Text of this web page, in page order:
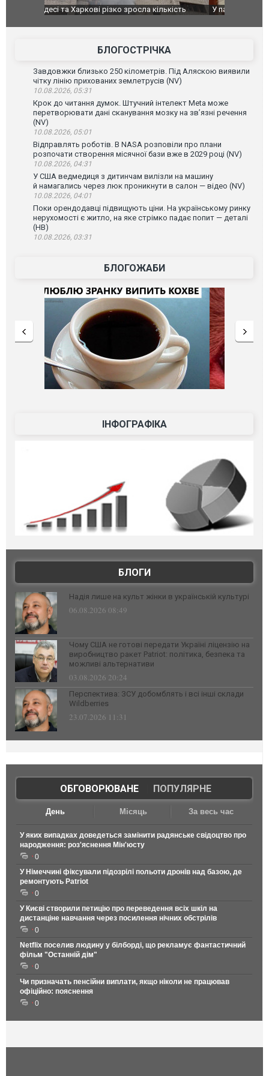
У парламенті Косово прем'єра закидали яйцями
Приїхав
до
зіркового
БЛОГОСТРІЧКА
Завдовжки близько 250 кілометрів. Під Аляскою виявили
чітку лінію прихованих землетрусів (NV)
10.08.2026, 05:31
Крок до читання думок. Штучний інтелект Meta може
перетворювати дані сканування мозку на зв’язні речення
(NV)
10.08.2026, 05:01
Відправлять роботів. В NASA розповіли про плани
розпочати створення місячної бази вже в 2029 році (NV)
10.08.2026, 04:31
У США ведмедиця з дитинчам вилізли на машину
й намагались через люк проникнути в салон — відео (NV)
10.08.2026, 04:01
Поки орендодавці підвищують ціни. На українському ринку
нерухомості є житло, на яке стрімко падає попит — деталі
(НВ)
10.08.2026, 03:31
БЛОГОЖАБИ
ІНФОГРАФІКА
БЛОГИ
Надія лише на культ жінки в українській культурі
06.08.2026 08:49
Чому США не готові передати Україні ліцензію на
виробництво ракет Patriot: політика, безпека та
можливі альтернативи
03.08.2026 20:24
Перспектива: ЗСУ добомблять і всі інші склади
Wildberries
23.07.2026 11:31
ОБГОВОРЮВАНЕ| ПОПУЛЯРНЕ
День Місяць За весь час
У яких випадках доведеться замінити радянське свідоцтво про
народження: роз'яснення Мін'юсту
0
У Німеччині фіксували підозрілі польоти дронів над базою, де
ремонтують Patriot
0
У Києві створили петицію про переведення всіх шкіл на
дистанціне навчання через посилення нічних обстрілів
0
Netflix поселив людину у білборді, що рекламує фантастичний
фільм "Останній дім"
0
Чи призначать пенсійни виплати, якщо ніколи не працював
офіційно: пояснення
0